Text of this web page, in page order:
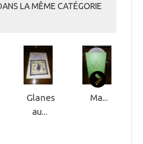
LA MÊME CATÉGORIE
Glanes
au...
Ma...